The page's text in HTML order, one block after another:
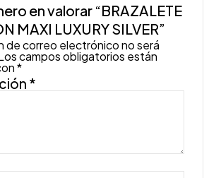
en valorar “BRAZALETE
MAXI LUXURY SILVER”
de correo electrónico no será
campos obligatorios están
*
*